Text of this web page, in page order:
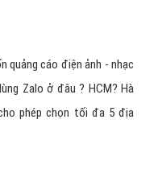
quảng cáo điện ảnh - nhạc
Zalo ở đâu ? HCM? Hà
phép chọn tối đa 5 địa